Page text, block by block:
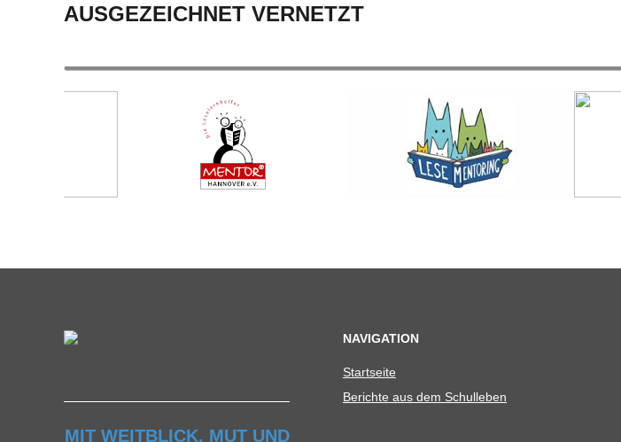
-
S
L
E
AUSGEZEICHNET VERNETZT
MIT WEITBLICK, MUT UND
NAVIGATION
Start­seite
Berichte aus dem Schulleben